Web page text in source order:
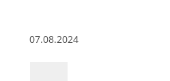
07.08.2024